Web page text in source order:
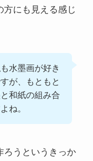
方にも見える感じ
水墨画が好き
が、もともと
和紙の組み合
ね。
ろうというきっか